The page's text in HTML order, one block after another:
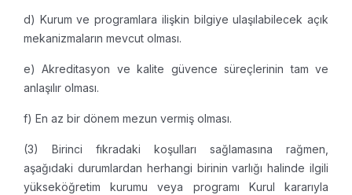
d) Kurum ve programlara ilişkin bilgiye ulaşılabilecek açık
mekanizmaların mevcut olması.
e) Akreditasyon ve kalite güvence süreçlerinin tam ve
anlaşılır olması.
f) En az bir dönem mezun vermiş olması.
(3) Birinci fıkradaki koşulları sağlamasına rağmen,
aşağıdaki durumlardan herhangi birinin varlığı halinde ilgili
yükseköğretim kurumu veya programı Kurul kararıyla